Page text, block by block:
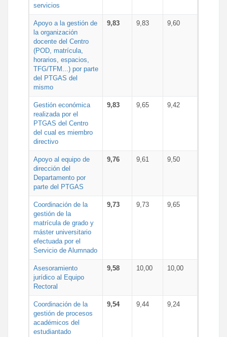
servicios
Apoyo a la gestión de
la organización
docente del Centro
(POD, matrícula,
horarios, espacios,
TFG/TFM...) por parte
del PTGAS del
mismo
9,83 9,83 9,60
Gestión económica
realizada por el
PTGAS del Centro
del cual es miembro
directivo
9,83 9,65 9,42
Apoyo al equipo de
dirección del
Departamento por
parte del PTGAS
9,76 9,61 9,50
Coordinación de la
gestión de la
matrícula de grado y
máster universitario
efectuada por el
Servicio de Alumnado
9,73 9,73 9,65
Asesoramiento
jurídico al Equipo
Rectoral
9,58 10,00 10,00
Coordinación de la
gestión de procesos
académicos del
estudiantado
9,54 9,44 9,24